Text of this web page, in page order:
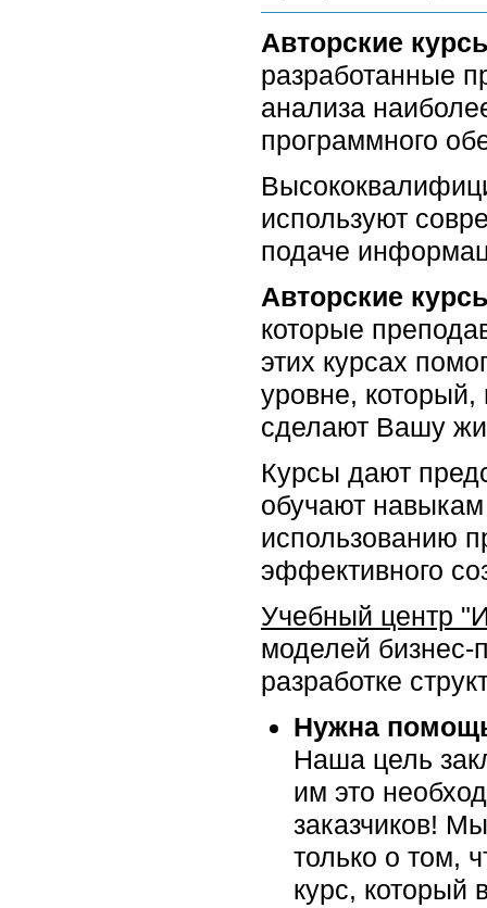
Авторские
разработанные
анализа
программного
используют
подаче
Авторские
которые
этих курсах
уровне,
сделают Вашу
Курсы дают
обучают
использованию
эффективного
Учебный центр
моделей
разработке
Нужна
Наша цель
им это
заказчиков!
только о том,
курс, который